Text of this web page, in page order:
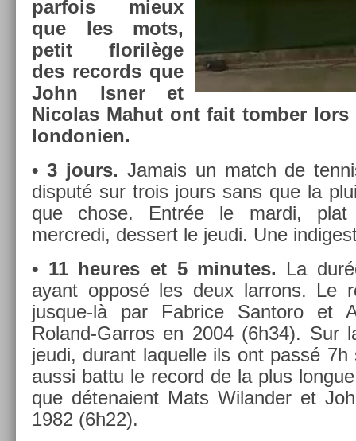
par­fois mieux
que les mots,
petit florilège
des re­cords que
John Isner et
Nicolas Mahut ont fait tomb­er lors
lon­doni­en.
• 3 jours. Jamais un match de
dis­puté sur trois jours sans que la
que chose. Entrée le mardi,
mercredi, de­ssert le jeudi. Une
• 11 heures et 5 minutes. La
ayant opposé les deux lar­rons. Le
jusque-là par Fab­rice San­toro et
Roland-Garros en 2004 (6h34). Sur
jeudi, durant laquel­le ils ont passé
aussi battu le re­cord de la plus
que détenaient Mats Wiland­er et
1982 (6h22).